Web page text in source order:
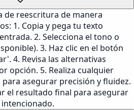
de reescritura de manera
1. Copia y pega tu texto
2. Selecciona el tono o
3. Haz clic en el botón
4. Revisa las alternativas
opción. 5. Realiza cualquier
asegurar precisión y fluidez.
el resultado final para asegurar